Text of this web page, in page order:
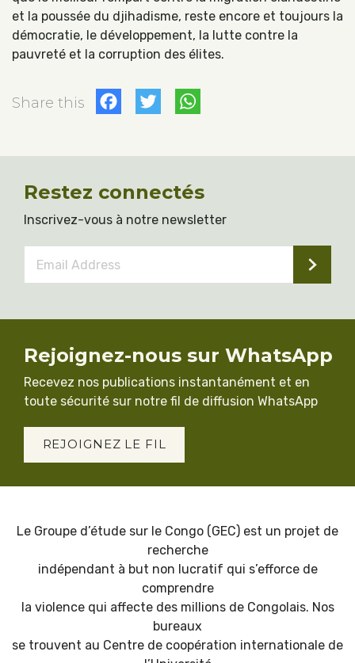
et la poussée du djihadisme, reste encore et toujours la
démocratie, le développement, la lutte contre la
pauvreté et la corruption des élites.
Share this Facebook
Twitter
Restez connectés
Inscrivez-vous à notre newsletter
Address *
Rejoignez-nous sur WhatsApp
Recevez nos publications instantanément et en
toute sécurité sur notre fil de diffusion WhatsApp
REJOIGNEZ LE FIL
Le Groupe d’étude sur le Congo (GEC) est un projet de
recherche
indépendant à but non lucratif qui s’efforce de
comprendre
la violence qui affecte des millions de Congolais. Nos
bureaux
se trouvent au Centre de coopération internationale de